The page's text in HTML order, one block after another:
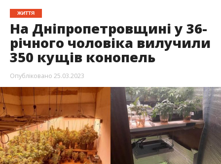
У Кривому Розі поліція затримала 46-річного
місцевого мешканця, який обладнав теплиці
для вирощування конопель. Всього було
вилучено понад 350 кущів конопель та 1,5
кілограма канабісу. За цінами «чорного ринку»
вартість вилученого складає 500 тисяч
гривень.